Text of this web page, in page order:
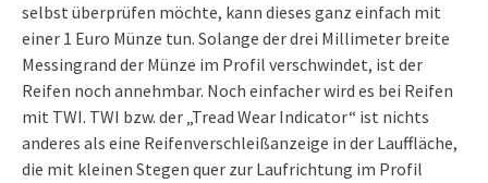
selbst überprüfen möchte, kann dieses ganz einfach mit
einer 1 Euro Münze tun. Solange der drei Millimeter breite
Messingrand der Münze im Profil verschwindet, ist der
Reifen noch annehmbar. Noch einfacher wird es bei Reifen
mit TWI. TWI bzw. der „Tread Wear Indicator“ ist nichts
anderes als eine Reifenverschleißanzeige in der Lauffläche,
die mit kleinen Stegen quer zur Laufrichtung im Profil